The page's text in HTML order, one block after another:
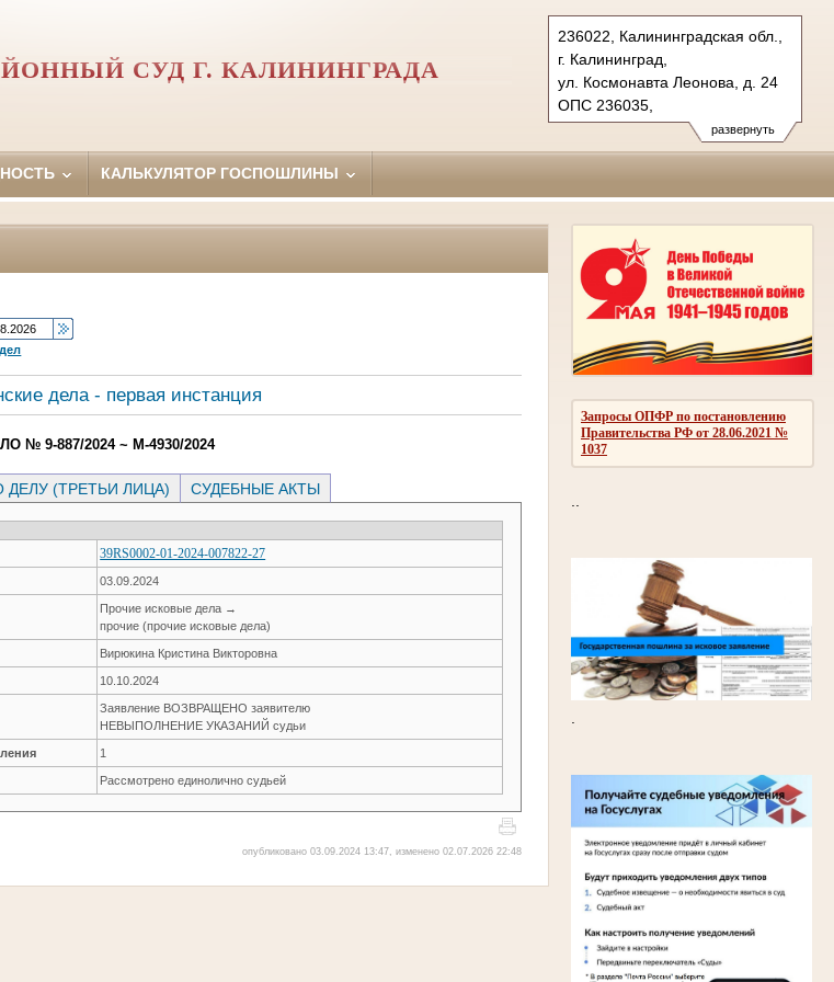
развернуть
236022, Калининградская обл.,
г. Калининград,
ул. Космонавта Леонова, д. 24
ОПС 236035,
бокс № 5061 г. Калининград (для
Тел.: (4012) 99-77-41,
centralny.kln@sudrf.ru
СУД Г. КАЛИНИНГРАДА
КАЛЬКУЛЯТОР ГОСПОШЛИНЫ
Запросы ОПФР по постановлению
Правительства РФ от 28.06.2021 №
1037
дела - первая инстанция
№ 9-887/2024 ~ М-4930/2024
(ТРЕТЬИ ЛИЦА) СУДЕБНЫЕ АКТЫ
39RS0002-01-2024-007822-27
03.09.2024
Прочие исковые дела →
прочие (прочие исковые дела)
Вирюкина Кристина Викторовна
10.10.2024
Заявление ВОЗВРАЩЕНО заявителю
НЕВЫПОЛНЕНИЕ УКАЗАНИЙ судьи
1
Рассмотрено единолично судьей
опубликовано 03.09.2024 13:47, изменено 02.07.2026 22:48